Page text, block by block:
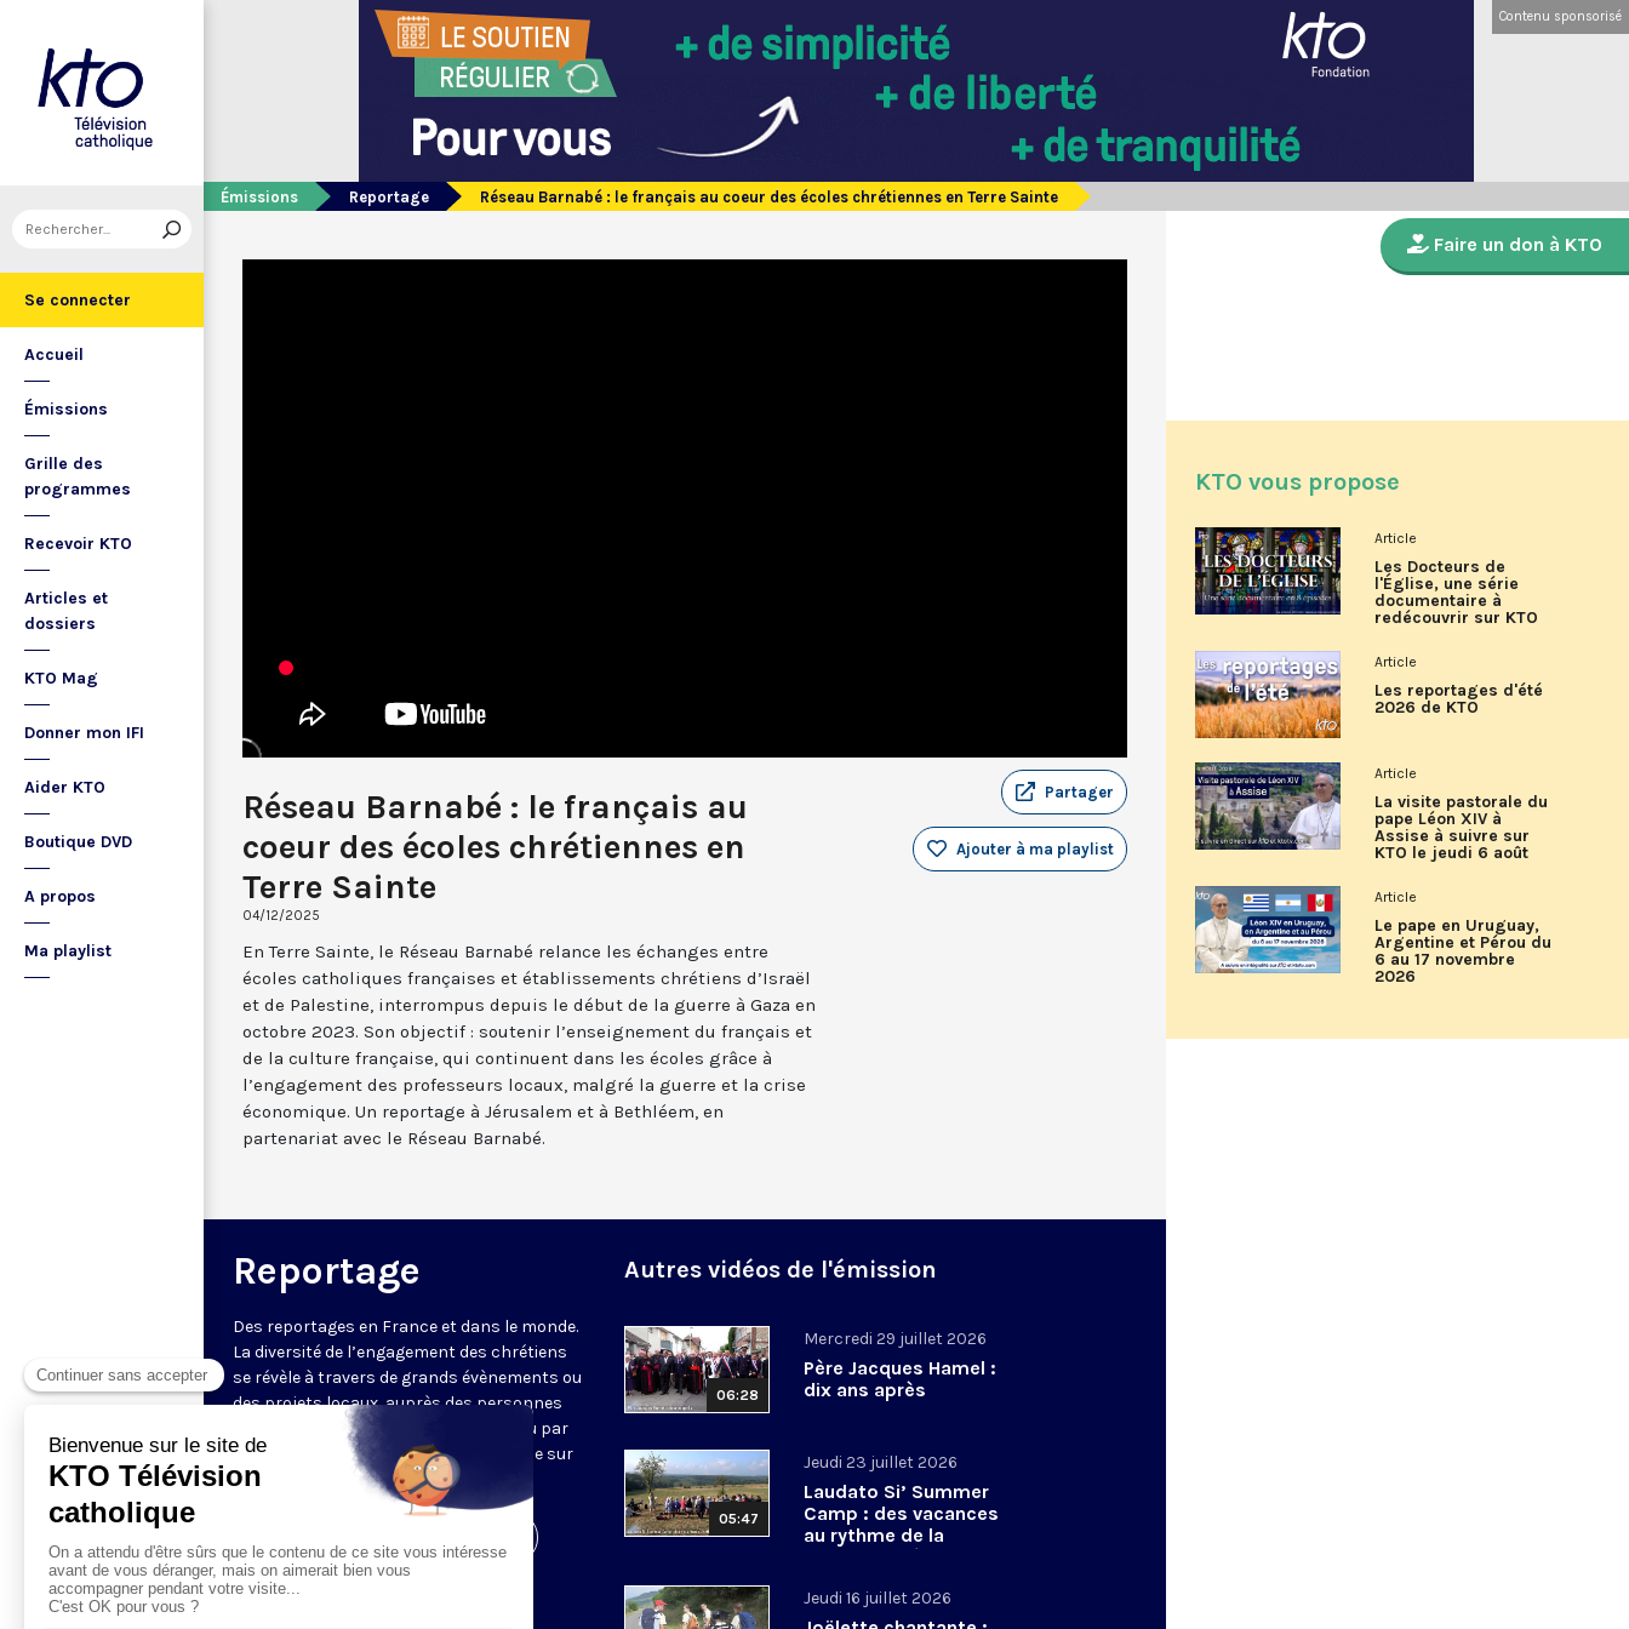
Se connecter
Accueil
Émissions
Grille des
programmes
Recevoir KTO
Articles et
dossiers
KTO Mag
Donner mon IFI
Aider KTO
Boutique DVD
A propos
Ma playlist
Contenu sponsorisé
Émissions Reportage Réseau Barnabé : le français au coeur des écoles chrétiennes en Terre Sainte
Réseau Barnabé : le français au
coeur des écoles chrétiennes en
Terre Sainte
04/12/2025
Partager
Ajouter à ma playlist
En Terre Sainte, le Réseau Barnabé relance les échanges entre
écoles catholiques françaises et établissements chrétiens d’Israël
et de Palestine, interrompus depuis le début de la guerre à Gaza en
octobre 2023. Son objectif : soutenir l’enseignement du français et
de la culture française, qui continuent dans les écoles grâce à
l’engagement des professeurs locaux, malgré la guerre et la crise
économique. Un reportage à Jérusalem et à Bethléem, en
partenariat avec le Réseau Barnabé.
Reportage
Des reportages en France et dans le monde.
La diversité de l’engagement des chrétiens
se révèle à travers de grands évènements ou
des projets locaux, auprès des personnes
fragiles, au service du Bien commun ou par
l’évangélisation. Un regard d’espérance sur
le monde.
Autres vidéos de l'émission
06:28
Mercredi 29 juillet 2026
Père Jacques Hamel :
dix ans après
05:47
Jeudi 23 juillet 2026
Laudato Si’ Summer
Camp : des vacances
au rythme de la
conversion écologique
Jeudi 16 juillet 2026
Faire un don à KTO
KTO vous propose
Article
Les Docteurs de
l'Église, une série
documentaire à
redécouvrir sur KTO
Article
Les reportages d'été
2026 de KTO
Article
La visite pastorale du
pape Léon XIV à
Assise à suivre sur
KTO le jeudi 6 août
Article
Le pape en Uruguay,
Argentine et Pérou du
6 au 17 novembre
2026